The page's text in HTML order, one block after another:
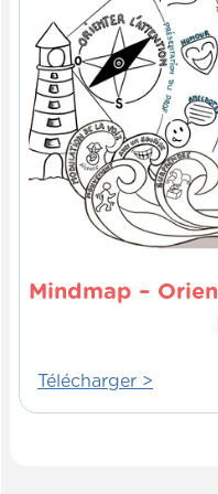
origine, se
erreurs, d'essayer
Alors je sais que
j'ai parlé du
illustré sur cette
quelque chose de
je l'ai rajouté. Et
pendant les dix
enrichissez
Mindmap –
Télécharger >